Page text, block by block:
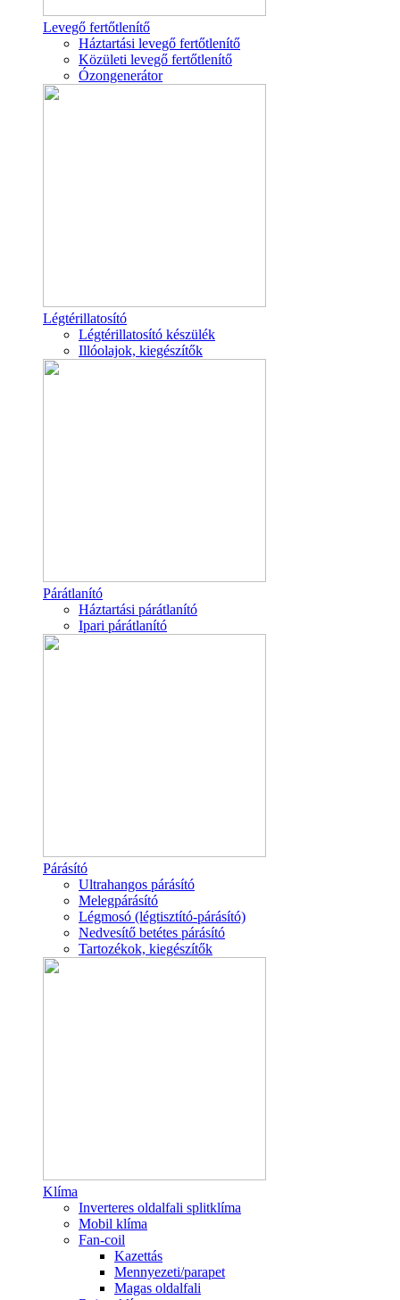
Levegő fertőtlenítő
Háztartási levegő fertőtlenítő
Közületi levegő fertőtlenítő
Ózongenerátor
Légtérillatosító
Légtérillatosító készülék
Illóolajok, kiegészítők
Párátlanító
Háztartási párátlanító
Ipari párátlanító
Párásító
Ultrahangos párásító
Melegpárásító
Légmosó (légtisztító-párásító)
Nedvesítő betétes párásító
Tartozékok, kiegészítők
Klíma
Inverteres oldalfali splitklíma
Mobil klíma
Fan-coil
Kazettás
Mennyezeti/parapet
Magas oldalfali